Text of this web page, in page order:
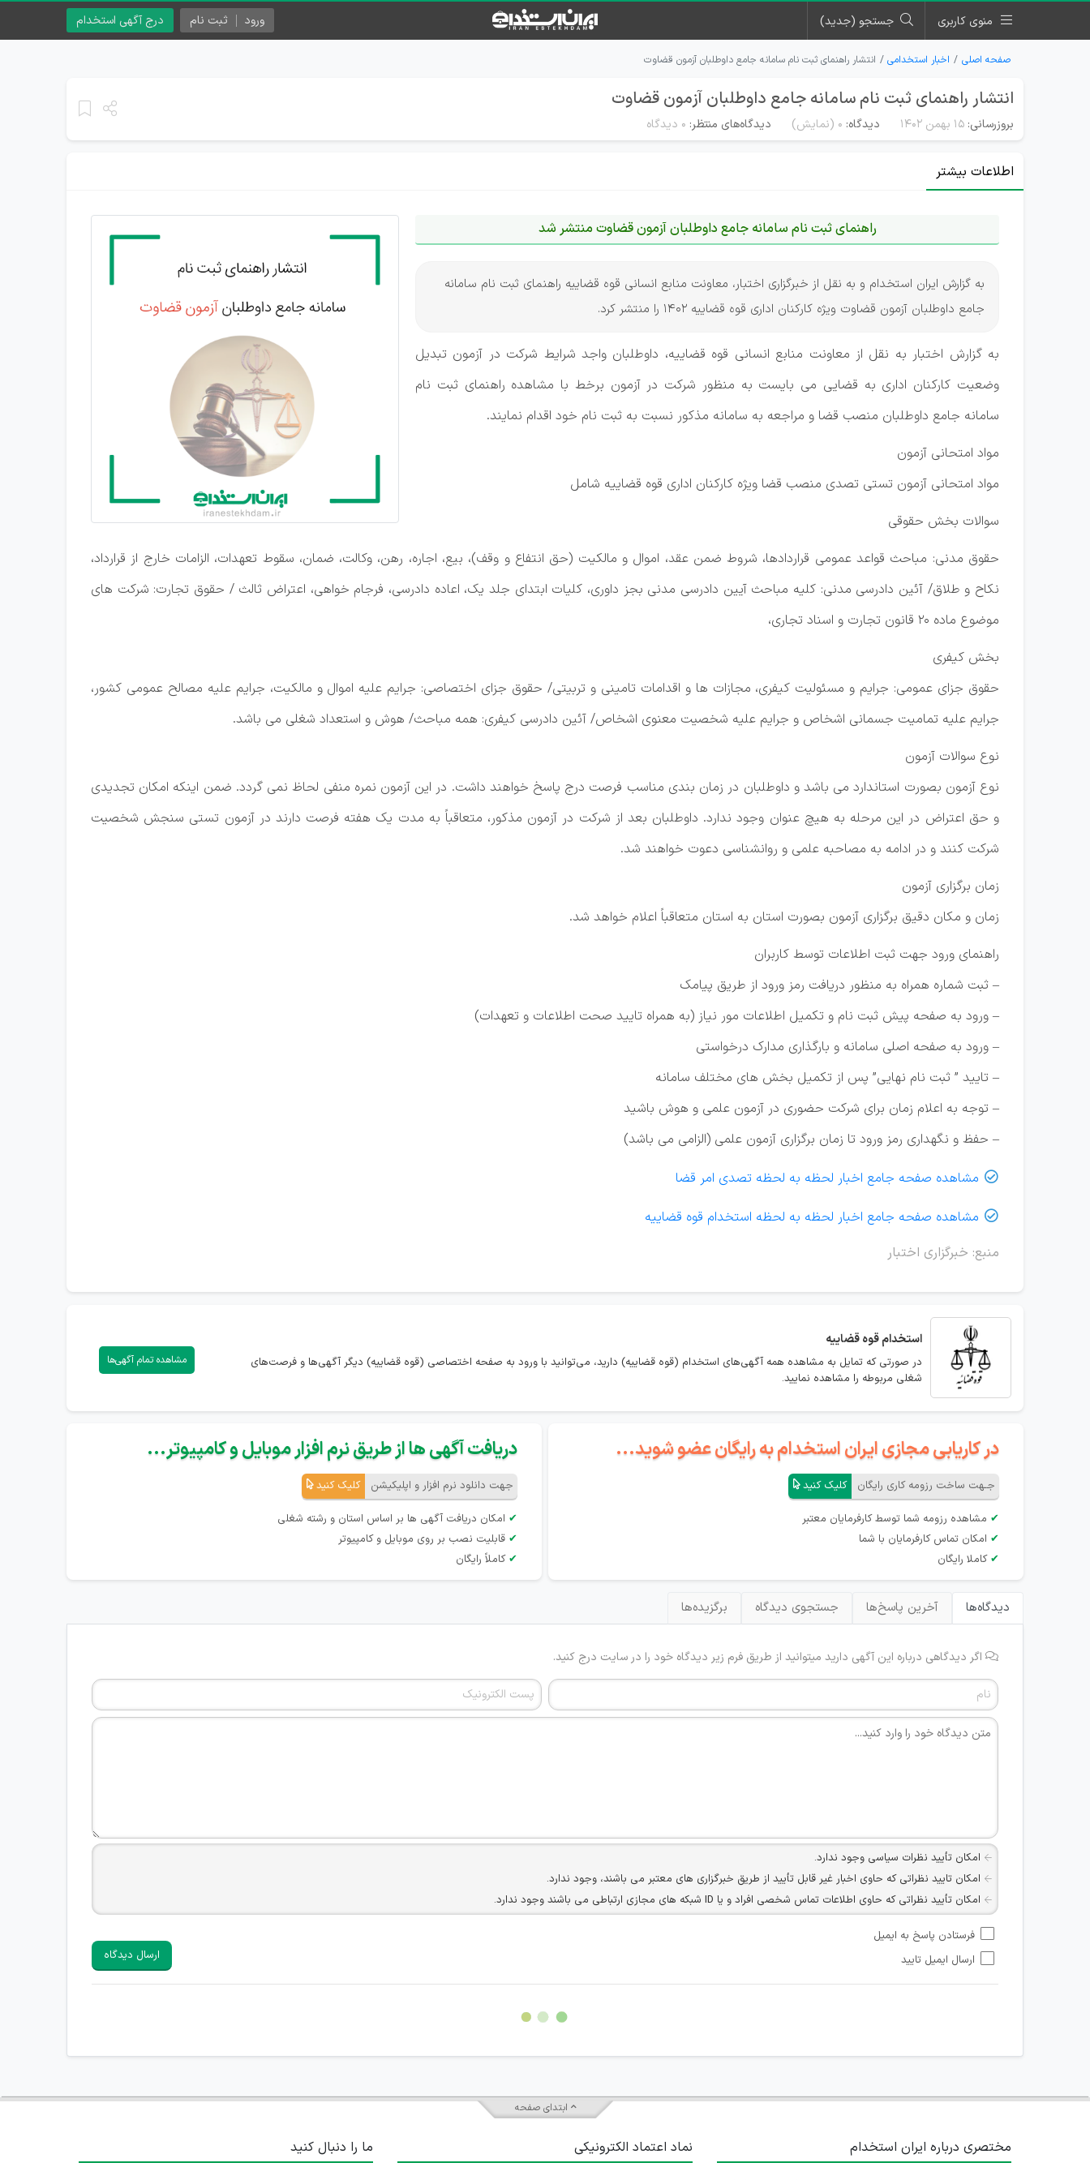
منوی کاربری جستجو (جدید) درج آگهی استخدام ورود ثبت نام
صفحه اصلی اخبار استخدامی انتشار راهنمای ثبت نام سامانه جامع داوطلبان آزمون قضاوت
انتشار راهنمای ثبت نام سامانه جامع داوطلبان آزمون قضاوت
بروزرسانی: ۱۵ بهمن ۱۴۰۲ دیدگاه: 0 (نمایش) دیدگاه‌های منتظر: ۰ دیدگاه
اطلاعات بیشتر
راهنمای ثبت نام سامانه جامع داوطلبان آزمون قضاوت منتشر شد
به گزارش ایران استخدام و به نقل از خبرگزاری اختبار، معاونت منابع انسانی قوه قضاییه راهنمای ثبت نام سامانه
جامع داوطلبان آزمون قضاوت ویژه کارکنان اداری قوه قضاییه 1402 را منتشر کرد.
به گزارش اختبار به نقل از معاونت منابع انسانی قوه قضاییه، داوطلبان واجد شرایط شرکت در آزمون تبدیل
وضعیت کارکنان اداری به قضایی می بایست به منظور شرکت در آزمون برخط با مشاهده راهنمای ثبت نام
سامانه جامع داوطلبان منصب قضا و مراجعه به سامانه مذکور نسبت به ثبت نام خود اقدام نمایند.
مواد امتحانی آزمون
مواد امتحانی آزمون تستی تصدی منصب قضا ویژه کارکنان اداری قوه قضاییه شامل
سوالات بخش حقوقی
حقوق مدنی: مباحث قواعد عمومی قراردادها، شروط ضمن عقد، اموال و مالکیت (حق انتفاع و وقف)، بیع، اجاره، رهن، وکالت، ضمان، سقوط تعهدات، الزامات خارج از قرارداد،
نکاح و طلاق/ آئین دادرسی مدنی: کلیه مباحث آیین دادرسی مدنی بجز داوری، کلیات ابتدای جلد یک، اعاده دادرسی، فرجام خواهی، اعتراض ثالث / حقوق تجارت: شرکت های
موضوع ماده ۲۰ قانون تجارت و اسناد تجاری،
بخش کیفری
حقوق جزای عمومی: جرایم و مسئولیت کیفری، مجازات ها و اقدامات تامینی و تربیتی/ حقوق جزای اختصاصی: جرایم علیه اموال و مالکیت، جرایم علیه مصالح عمومی کشور،
جرایم علیه تمامیت جسمانی اشخاص و جرایم علیه شخصیت معنوی اشخاص/ آئین دادرسی کیفری: همه مباحث/ هوش و استعداد شغلی می باشد.
نوع سوالات آزمون
نوع آزمون بصورت استاندارد می باشد و داوطلبان در زمان بندی مناسب فرصت درج پاسخ خواهند داشت. در این آزمون نمره منفی لحاظ نمی گردد. ضمن اینکه امکان تجدیدی
و حق اعتراض در این مرحله به هیچ عنوان وجود ندارد. داوطلبان بعد از شرکت در آزمون مذکور، متعاقباً به مدت یک هفته فرصت دارند در آزمون تستی سنجش شخصیت
شرکت کنند و در ادامه به مصاحبه علمی و روانشناسی دعوت خواهند شد.
زمان برگزاری آزمون
زمان و مکان دقیق برگزاری آزمون بصورت استان به استان متعاقباً اعلام خواهد شد.
راهنمای ورود جهت ثبت اطلاعات توسط کاربران
– ثبت شماره همراه به منظور دریافت رمز ورود از طریق پیامک
– ورود به صفحه پیش ثبت نام و تکمیل اطلاعات مور نیاز (به همراه تایید صحت اطلاعات و تعهدات)
– ورود به صفحه اصلی سامانه و بارگذاری مدارک درخواستی
– تایید ” ثبت نام نهایی” پس از تکمیل بخش های مختلف سامانه
– توجه به اعلام زمان برای شرکت حضوری در آزمون علمی و هوش باشید
– حفظ و نگهداری رمز ورود تا زمان برگزاری آزمون علمی (الزامی می باشد)
 مشاهده صفحه جامع اخبار لحظه به لحظه تصدی امر قضا
 مشاهده صفحه جامع اخبار لحظه به لحظه استخدام قوه قضاییه
منبع: خبرگزاری اختبار
استخدامقوه قضاییه
در صورتی که تمایل به مشاهده همه آگهی‌های استخدام (قوه قضاییه) دارید، می‌توانید با ورود به صفحه اختصاصی (قوه قضاییه) دیگر آگهی‌ها و فرصت‌های
شغلی مربوطه را مشاهده نمایید.
مشاهده تمام آگهی‌ها
در کاریابی مجازی ایران استخدام به رایگان عضو شوید...
جـهت ساخت رزومه کاری رایگان کلیک کنید
✔ مشاهده رزومه شما توسط کارفرمایان معتبر
✔ امکان تماس کارفرمایان با شما
✔ کاملا رایگان
دریافت آگهی ها از طریق نرم افزار موبایل و کامپیوتر...
جهت دانلود نرم افزار و اپلیکیشن کلیک کنید
✔ امکان دریافت آگهی ها بر اساس استان و رشته شغلی
✔ قابلیت نصب بر روی موبایل و کامپیوتر
✔ کاملاً رایگان
دیدگاه‌ها آخرین پاسخ‌ها جستجوی دیدگاه برگزیده‌ها
اگر دیدگاهی درباره این آگهی دارید میتوانید از طریق فرم زیر دیدگاه خود را در سایت درج کنید.
امکان تأیید نظرات سیاسی وجود ندارد.
امکان تایید نظراتی که حاوی اخبار غیر قابل تأیید از طریق خبرگزاری های معتبر می باشند، وجود ندارد.
امکان تأیید نظراتی که حاوی اطلاعات تماس شخصی افراد و یا ID شبکه های مجازی ارتباطی می باشند وجود ندارد.
هرگونه تحریک، تحقیر و کنایه به سایر افراد (مسئول و غیر مسئول) غیر مجاز می باشد.
امکان هماهنگی برای هرگونه ملاقات حضوری چه به صورت دسته جمعی و چه فردی توسط کاربران سایت وجود ندارد.
فرستادن پاسخ به ایمیل
ارسال ایمیل تایید
ارسال دیدگاه
ابتدای صفحه
مختصری درباره ایران استخدام نماد اعتماد الکترونیکی ما را دنبال کنید